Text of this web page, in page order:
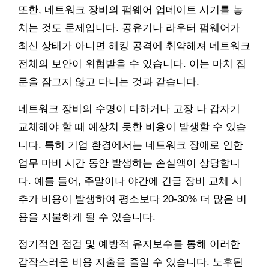
또한, 네트워크 장비의 펌웨어 업데이트 시기를 놓
치는 것도 문제입니다. 공유기나 라우터 펌웨어가
최신 상태가 아니면 해킹 공격에 취약해져 네트워크
전체의 보안이 위협받을 수 있습니다. 이는 마치 집
문을 잠그지 않고 다니는 것과 같습니다.
네트워크 장비의 수명이 다하거나 고장 나 갑자기
교체해야 할 때 예상치 못한 비용이 발생할 수 있습
니다. 특히 기업 환경에서는 네트워크 장애로 인한
업무 마비 시간 동안 발생하는 손실액이 상당합니
다. 예를 들어, 주말이나 야간에 긴급 장비 교체 시
추가 비용이 발생하여 평소보다 20-30% 더 많은 비
용을 지불하게 될 수 있습니다.
정기적인 점검 및 예방적 유지보수를 통해 이러한
갑작스러운 비용 지출을 줄일 수 있습니다. 노후된